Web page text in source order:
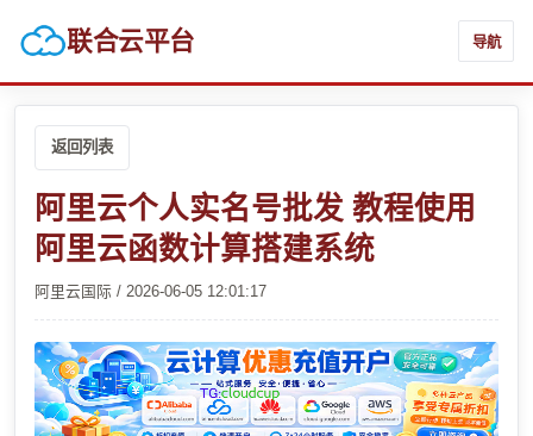
联合云平台 导航
返回列表
阿里云个人实名号批发 教程使用
阿里云函数计算搭建系统
阿里云国际 / 2026-06-05 12:01:17